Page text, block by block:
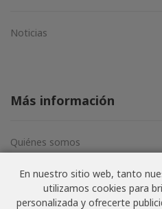
En nuestro sitio web, tanto
utilizamos cookies para
personalizada y ofrecerte
Noticias
Más información
Quiénes somos
Términos y condiciones
Política de privacidad